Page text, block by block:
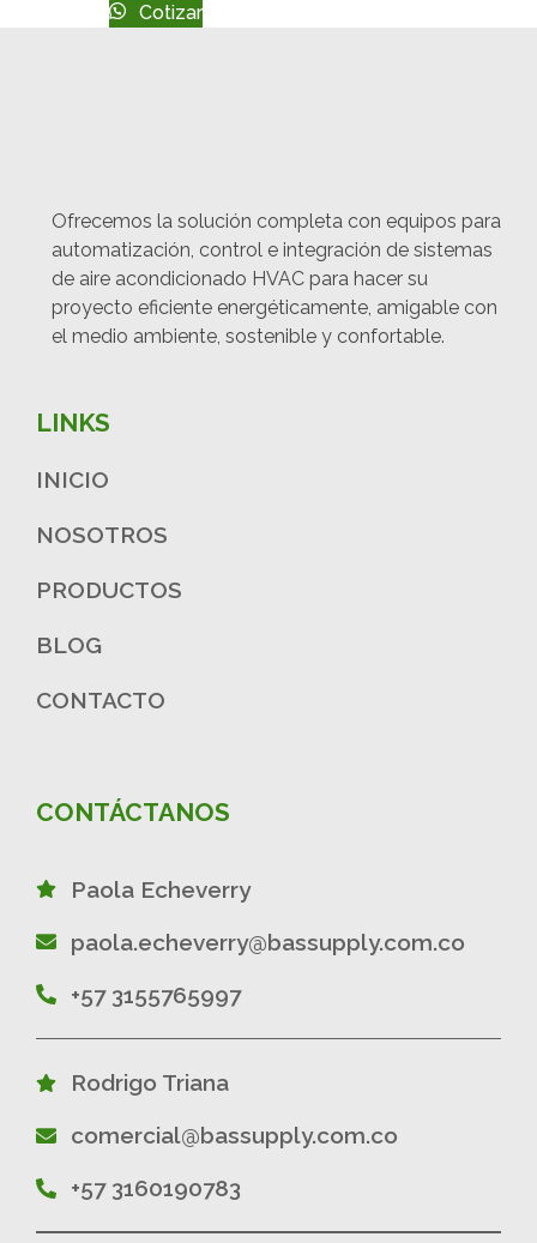
Cotizar
Ofrecemos la solución completa con equipos para
automatización, control e integración de sistemas
de aire acondicionado HVAC para hacer su
proyecto eficiente energéticamente, amigable con
el medio ambiente, sostenible y confortable.
LINKS
INICIO
NOSOTROS
PRODUCTOS
BLOG
CONTACTO
CONTÁCTANOS
Paola Echeverry
paola.echeverry@bassupply.com.co
+57 3155765997
Rodrigo Triana
comercial@bassupply.com.co
+57 3160190783